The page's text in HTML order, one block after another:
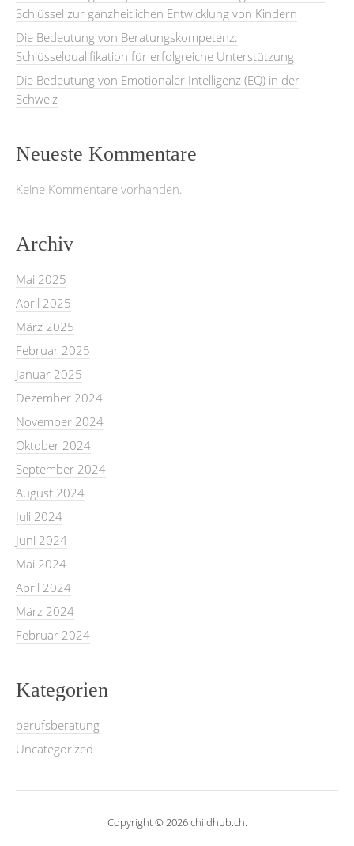
Schlüssel zur ganzheitlichen Entwicklung von Kindern
Die Bedeutung von Beratungskompetenz:
Schlüsselqualifikation für erfolgreiche Unterstützung
Die Bedeutung von Emotionaler Intelligenz (EQ) in der
Schweiz
Neueste Kommentare
Keine Kommentare vorhanden.
Archiv
Mai 2025
April 2025
März 2025
Februar 2025
Januar 2025
Dezember 2024
November 2024
Oktober 2024
September 2024
August 2024
Juli 2024
Juni 2024
Mai 2024
April 2024
März 2024
Februar 2024
Kategorien
berufsberatung
Uncategorized
Copyright © 2026 childhub.ch.